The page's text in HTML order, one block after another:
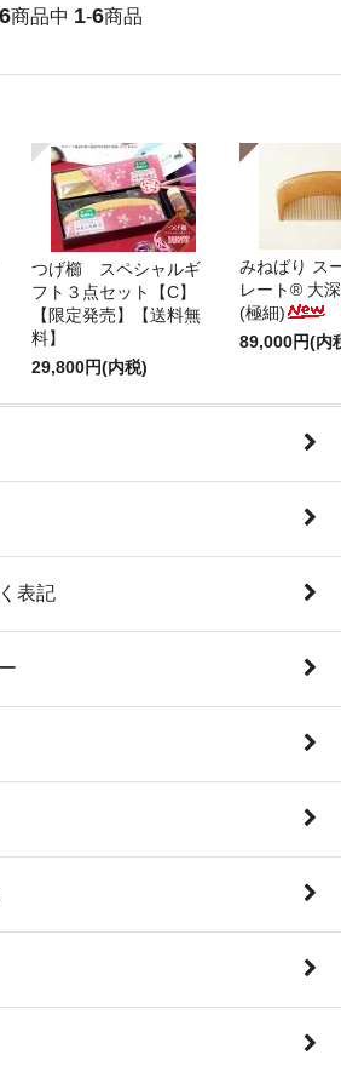
6商品中 1-6商品
つげ櫛 スペシャルギ
フト３点セット【C】
【限定発売】【送料無
料】
29,800円(内税)
みねばり ス
レート® 大
(極細)
89,000円(内
表記